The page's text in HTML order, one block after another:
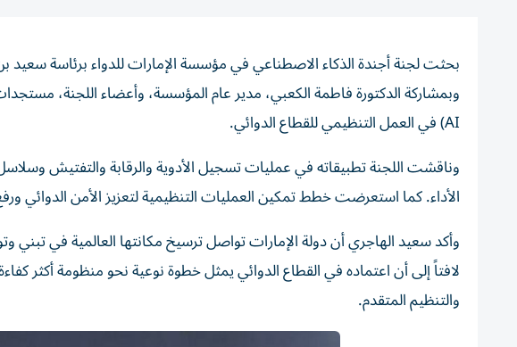
بحثت لجنة أجندة الذكاء الاصطناعي في مؤسسة الإمارات للدواء برئاسة سعيد
AI) في العمل التنظيمي للقطاع الدوائي.
وناقشت اللجنة تطبيقاته في عمليات تسجيل الأدوية والرقابة والتفتيش
الأداء. كما استعرضت خطط تمكين العمليات التنظيمية لتعزيز الأمن الدوائي
وأكد سعيد الهاجري أن دولة الإمارات تواصل ترسيخ مكانتها العالمية في تبني
لافتاً إلى أن اعتماده في القطاع الدوائي يمثل خطوة نوعية نحو منظومة أكثر كفاءة
والتنظيم المتقدم.